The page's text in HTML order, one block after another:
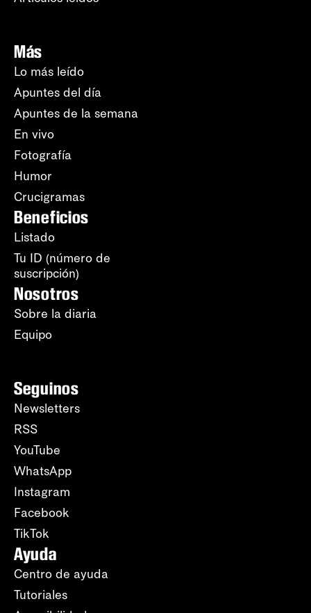
Más
Lo más leído
Apuntes del día
Apuntes de la semana
En vivo
Fotografía
Humor
Crucigramas
Beneficios
Listado
Tu ID (número de
suscripción)
Nosotros
Sobre la diaria
Equipo
Seguinos
Newsletters
RSS
YouTube
WhatsApp
Instagram
Facebook
TikTok
Ayuda
Centro de ayuda
Tutoriales